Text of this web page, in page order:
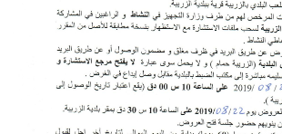
بلاغ حول تسوية وضعية المحجوزات
وضع بتاريخ: 05/02